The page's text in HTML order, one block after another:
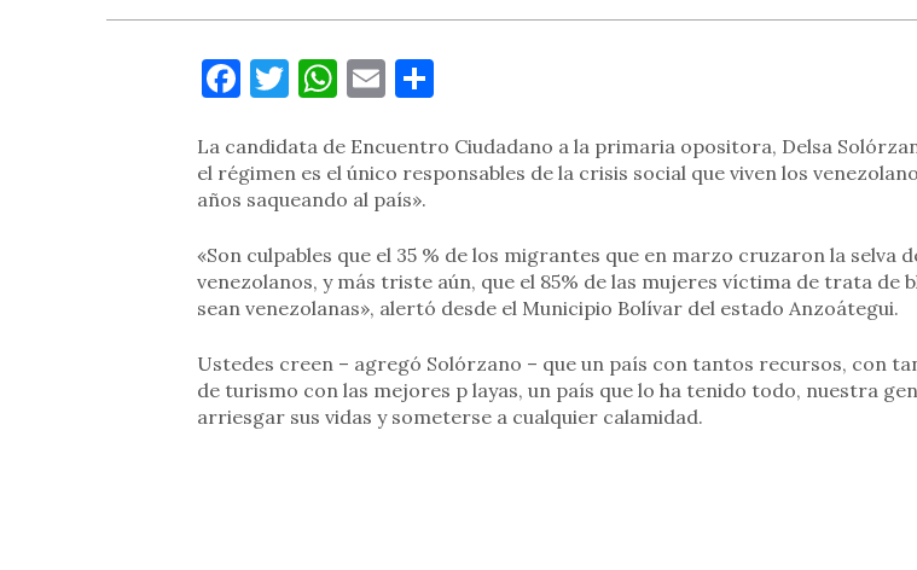
Facebook
Twitter
WhatsApp
EmailCompartir
La candidata de Encuentro Ciudadano a la primaria opositora, Delsa
el régimen es el único responsables de la crisis social que viven los
años saqueando al país».
«Son culpables que el 35 % de los migrantes que en marzo cruzaron la selva
venezolanos, y más triste aún, que el 85% de las mujeres víctima de trata de
sean venezolanas», alertó desde el Municipio Bolívar del estado Anzoátegui.
Ustedes creen – agregó Solórzano – que un país con tantos recursos, con
de turismo con las mejores p layas, un país que lo ha tenido todo, nuestra
arriesgar sus vidas y someterse a cualquier calamidad.